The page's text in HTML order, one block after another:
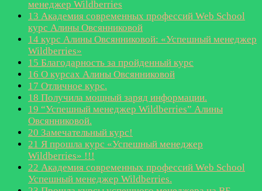
менеджер Wildberries
13 Академия современных профессий Web School
курс Алины Овсянниковой
14 курс Алины Овсянниковой: «Успешный менеджер
Wildberries»
15 Благодарность за пройденный курс
16 О курсах Алины Овсянниковой
17 Отличное курс.
18 Получила мощный заряд информации.
19 “Успешный менеджер Wildberries” Алины
Овсянниковой.
20 Замечательный курс!
21 Я прошла курс «Успешный менеджер
Wildberries» !!!
22 Академия современных профессий Web School
Успешный менеджер Wildberries.